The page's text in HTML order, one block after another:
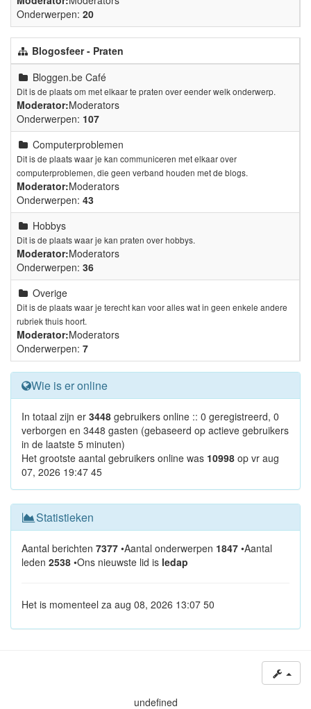
Onderwerpen: 20
Blogosfeer - Praten
Bloggen.be Café
Dit is de plaats om met elkaar te praten over eender welk onderwerp.
Moderator:Moderators
Onderwerpen: 107
Computerproblemen
Dit is de plaats waar je kan communiceren met elkaar over
computerproblemen, die geen verband houden met de blogs.
Moderator:Moderators
Onderwerpen: 43
Hobbys
Dit is de plaats waar je kan praten over hobbys.
Moderator:Moderators
Onderwerpen: 36
Overige
Dit is de plaats waar je terecht kan voor alles wat in geen enkele andere
rubriek thuis hoort.
Moderator:Moderators
Onderwerpen: 7
Wie is er online
In totaal zijn er 3448 gebruikers online :: 0 geregistreerd, 0
verborgen en 3448 gasten (gebaseerd op actieve gebruikers
in de laatste 5 minuten)
Het grootste aantal gebruikers online was 10998 op vr aug
07, 2026 19:47 45
Statistieken
Aantal berichten 7377 •Aantal onderwerpen 1847 •Aantal
leden 2538 •Ons nieuwste lid is ledap
Het is momenteel za aug 08, 2026 13:07 50
undefined